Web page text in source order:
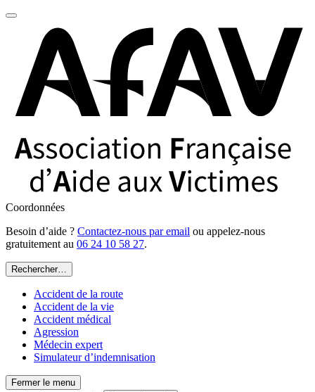
Coordonnées
Besoin d’aide ? Contactez-nous par email ou appelez-nous
gratuitement au 06 24 10 58 27.
Rechercher…
Accident de la route
Accident de la vie
Accident médical
Agression
Médecin expert
Simulateur d’indemnisation
Fermer le menu